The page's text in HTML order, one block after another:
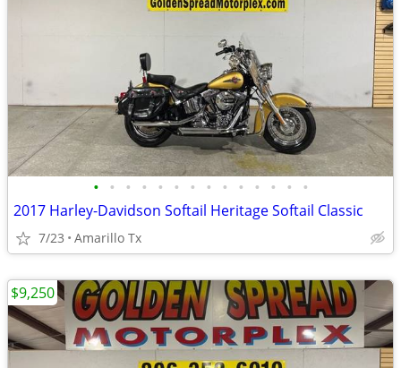
• • • • • • • • • • • • • •
2017 Harley-Davidson Softail Heritage Softail Classic
7/23 Amarillo Tx
$9,250